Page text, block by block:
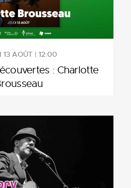
13 AOÛT | 12:00
: Charlotte